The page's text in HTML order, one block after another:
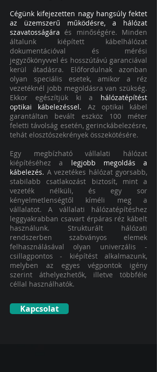
Cégünk kifejezetten nagy hangsúly fektet
az üzemszerű működésre, a hálózat
szavatosságára és minőségére. Minden
általunk kiépített kábelhálózat
dokumentációval és mérési
jegyzőkönyvvel és hosszútávú garanciával
kerül átadásra. Előfordulnak azonban
olyan speciális esetek, amikor a réz
vezetéknél jobb megoldásra van szükség.
Ekkor egészítjük ki a hálózatépítést
optikai kábelezéssel. Az optikai kábel
garantáltan bevált eszköz 100 méter
feletti távolság esetén, gerinckábelezésre,
tehát elosztószekrények összekötésére.
Egy megbízható vállalati hálózat
kiépítéséhez a legjobb megoldás a
kábelezés. A vezetékes hálózat gyorsabb,
stabilabb csatlakozást biztosít, mint a
vezeték nélküli, és egy sor
kényelmetlenségtől kíméli meg a
vállalatot. A vállalati hálózatépítéshez
leggyakrabban csavart érpáras réz kábelt
használunk. Strukturált hálózati
rendszerben szabványos elemek
felhasználásával olyan univerzális -
csillagpontos - kiépítést alkalmazunk,
melyben az egyes végpontok igény
szerint áthelyezhetők, illetve többféle
céllal használhatók.
Kapcsolat